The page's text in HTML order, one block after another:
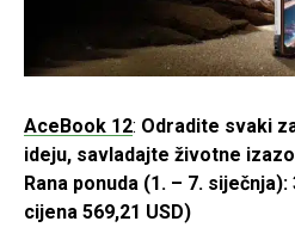
AceBook 12: Odradite svaki
ideju, savladajte životne
Rana ponuda (1. – 7. siječnja):
cijena 569,21 USD)